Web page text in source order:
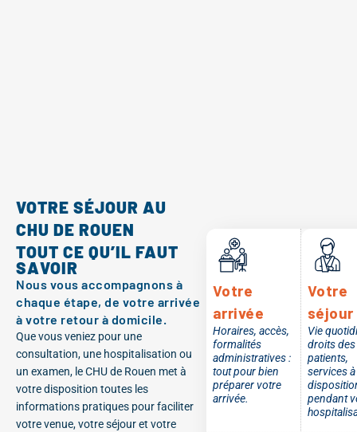
VOTRE SÉJOUR AU
CHU DE ROUEN
TOUT CE QU’IL FAUT
SAVOIR
Nous vous accompagnons à
chaque étape, de votre arrivée
à votre retour à domicile.
Que vous veniez pour une
consultation, une hospitalisation ou
un examen, le CHU de Rouen met à
votre disposition toutes les
informations pratiques pour faciliter
votre venue, votre séjour et votre
Votre
arrivée
Horaires, accès,
formalités
administratives :
tout pour bien
préparer votre
arrivée.
Votre
séjour
Vie
droits des
patients,
services
pendant